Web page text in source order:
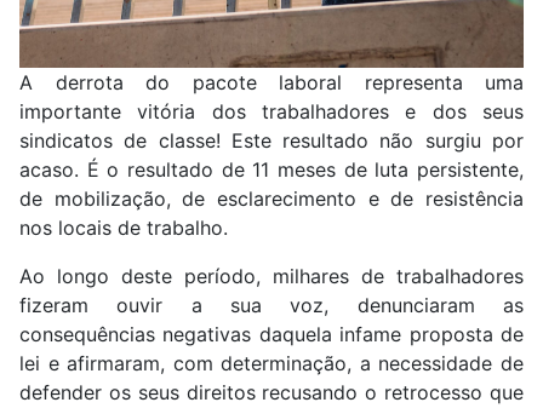
A derrota do pacote laboral representa uma
importante vitória dos trabalhadores e dos seus
sindicatos de classe! Este resultado não surgiu por
acaso. É o resultado de 11 meses de luta persistente,
de mobilização, de esclarecimento e de resistência
nos locais de trabalho.
Ao longo deste período, milhares de trabalhadores
fizeram ouvir a sua voz, denunciaram as
consequências negativas daquela infame proposta de
lei e afirmaram, com determinação, a necessidade de
defender os seus direitos recusando o retrocesso que